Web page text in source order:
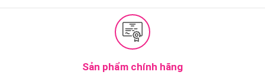
Sản phẩm chính hãng